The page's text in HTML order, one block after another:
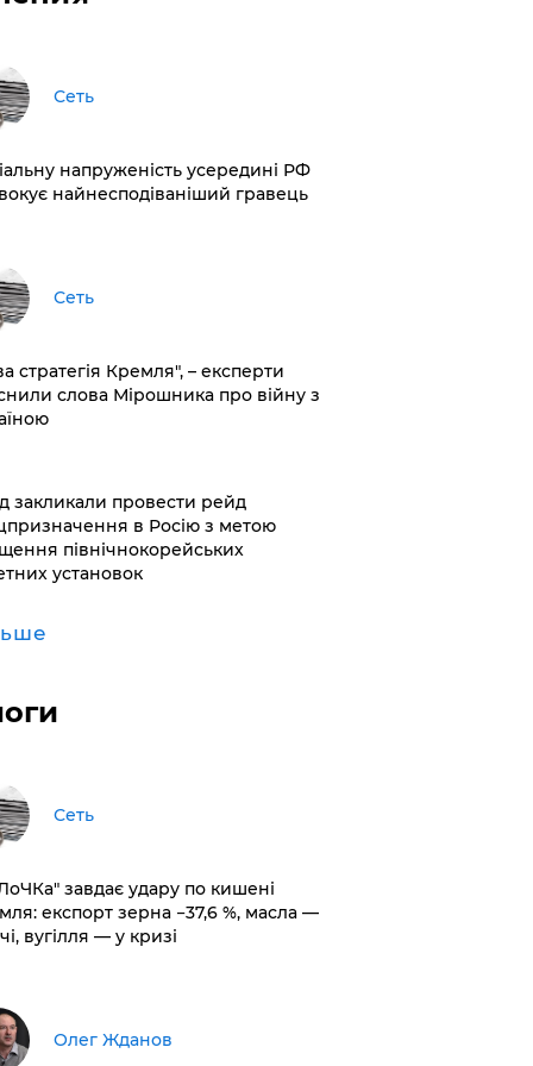
Сеть
напруженість усередині РФ
найнесподіваніший гравець
Сеть
стратегія Кремля", – експерти
слова Мірошника про війну з
закликали провести рейд
в Росію з метою
північнокорейських
установок
Сеть
завдає удару по кишені
експорт зерна −37,6 %, масла —
вугілля — у кризі
Олег Жданов